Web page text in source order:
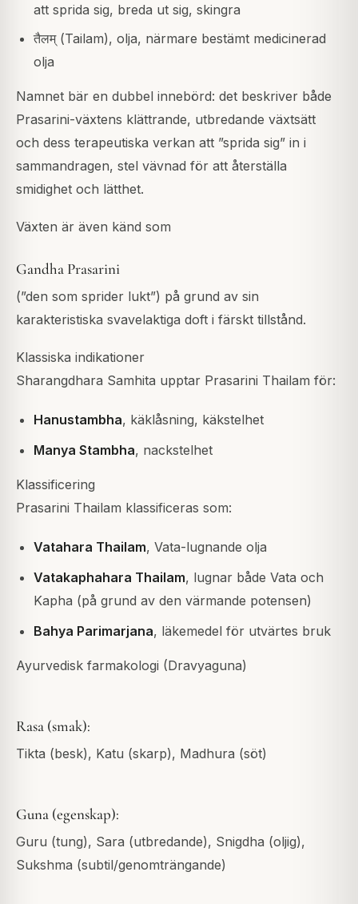
att sprida sig, breda ut sig, skingra
तैलम् (Tailam), olja, närmare bestämt medicinerad
olja
Namnet bär en dubbel innebörd: det beskriver både
Prasarini-växtens klättrande, utbredande växtsätt
och dess terapeutiska verkan att ”sprida sig” in i
sammandragen, stel vävnad för att återställa
smidighet och lätthet.
Växten är även känd som
Gandha Prasarini
(”den som sprider lukt”) på grund av sin
karakteristiska svavelaktiga doft i färskt tillstånd.
Klassiska indikationer
Sharangdhara Samhita upptar Prasarini Thailam för:
Hanustambha, käklåsning, käkstelhet
Manya Stambha, nackstelhet
Klassificering
Prasarini Thailam klassificeras som:
Vatahara Thailam, Vata-lugnande olja
Vatakaphahara Thailam, lugnar både Vata och
Kapha (på grund av den värmande potensen)
Bahya Parimarjana, läkemedel för utvärtes bruk
Ayurvedisk farmakologi (Dravyaguna)
Rasa (smak):
Tikta (besk), Katu (skarp), Madhura (söt)
Guna (egenskap):
Guru (tung), Sara (utbredande), Snigdha (oljig),
Sukshma (subtil/genomträngande)